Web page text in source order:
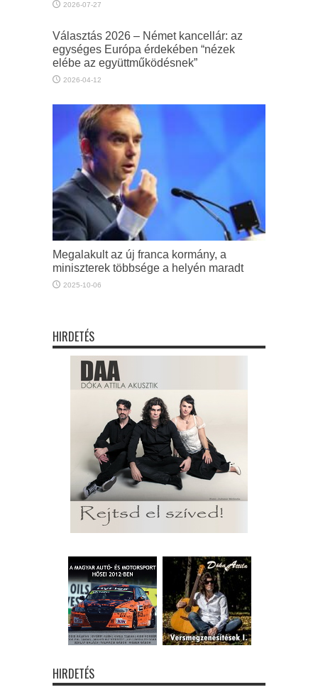
2026-07-27
Választás 2026 – Német kancellár: az
egységes Európa érdekében “nézek
elébe az együttműködésnek”
2026-04-12
Megalakult az új franca kormány, a
miniszterek többsége a helyén maradt
2025-10-06
HIRDETÉS
HIRDETÉS